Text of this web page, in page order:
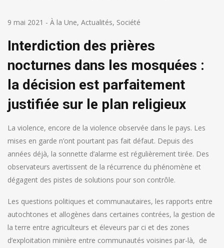
9 mai 2021 - À la Une, Actualités, Société
Interdiction des prières
nocturnes dans les mosquées :
la décision est parfaitement
justifiée sur le plan religieux
La violence, encore de la violence observée dans le pays. Les
mises en garde n’ont pourtant pas fait défaut. Depuis des
années déjà, la sonnette d’alarme est régulièrement tirée. Des
observateurs avertissent de la récurrence du phénomène et
dégagent des pistes de solutions pour son contrôle.
Les questions politiques et communautaires, les rapports entre
autochtones et allogènes dans certaines contrées, la gestion de
la terre entre agriculteurs et éleveurs par ci et des zones
d’exploitation minière entre communautés voisines par-là, de